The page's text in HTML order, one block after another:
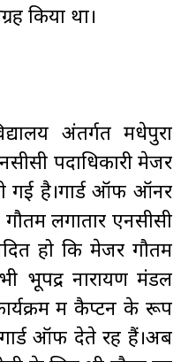
किया था।
अंतर्गत मधेपुरा
पदाधिकारी मेजर
गई है।गार्ड ऑफ ऑनर
लगातार एनसीसी
हो कि मेजर गौतम
भूपेंद्र नारायण मंडल
में कैप्टन के रूप
ऑफ देते रहें हैं।अब